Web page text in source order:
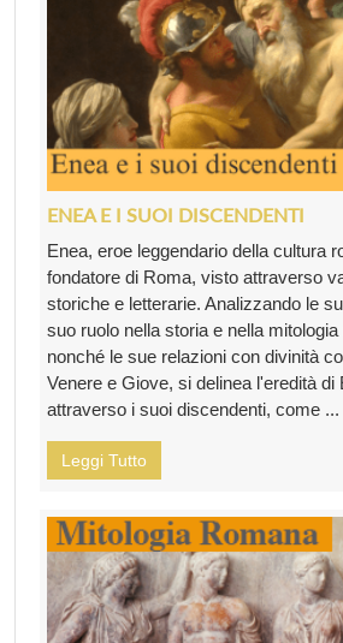
ENEA E I SUOI DISCENDENTI
Enea, eroe leggendario della cultura
fondatore di Roma, visto attraverso
storiche e letterarie. Analizzando le
suo ruolo nella storia e nella mitologia
nonché le sue relazioni con divinità
Venere e Giove, si delinea l'eredità di
attraverso i suoi discendenti, come ...
Leggi Tutto